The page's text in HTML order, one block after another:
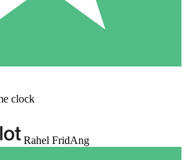
clock
Rahel FridAng